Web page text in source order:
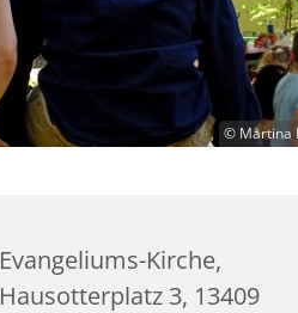
© Martina
Evangeliums-Kirche,
Hausotterplatz 3, 13409